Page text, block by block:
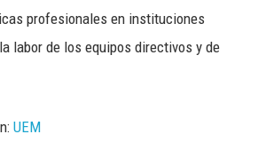
profesionales en instituciones
labor de los equipos directivos y de
UEM